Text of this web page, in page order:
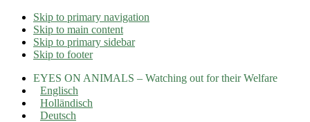
Skip to primary navigation
Skip to main content
Skip to primary sidebar
Skip to footer
EYES ON ANIMALS – Watching out for their Welfare
Englisch
Holländisch
Deutsch